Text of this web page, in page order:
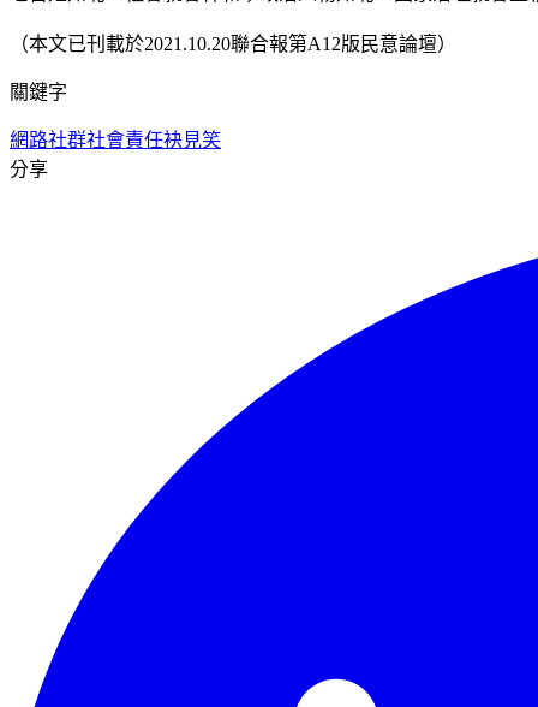
（本文已刊載於2021.10.20聯合報第A12版民意論壇）
關鍵字
網路社群社會責任袂見笑
分享